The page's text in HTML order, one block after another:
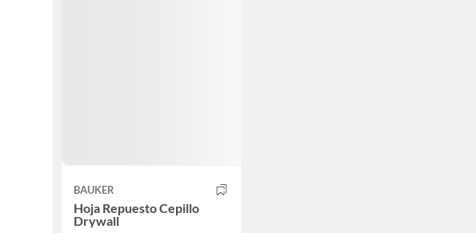
BAUKER
Hoja Repuesto Cepillo
Drywall